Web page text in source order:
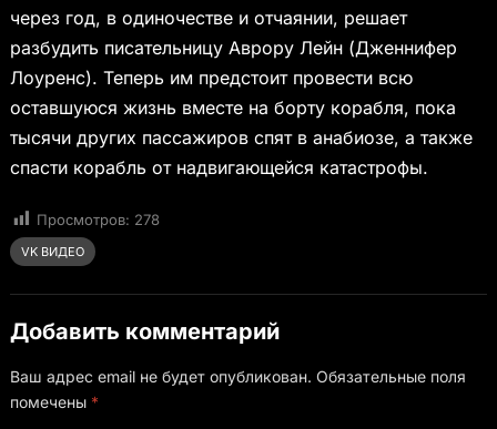
через год, в одиночестве и отчаянии, решает
разбудить писательницу Аврору Лейн (Дженнифер
Лоуренс). Теперь им предстоит провести всю
оставшуюся жизнь вместе на борту корабля, пока
тысячи других пассажиров спят в анабиозе, а также
спасти корабль от надвигающейся катастрофы.
Просмотров: 278
VK ВИДЕО
Добавить комментарий
Ваш адрес email не будет опубликован. Обязательные поля
помечены *